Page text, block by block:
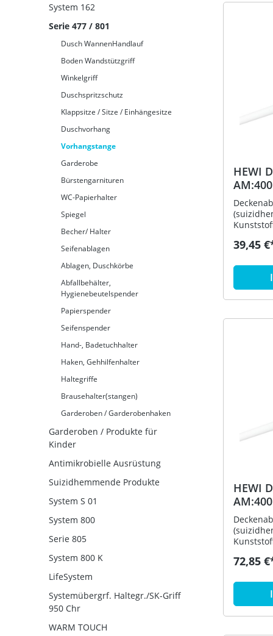
System 162
Serie 477 / 801
Dusch WannenHandlauf
Boden Wandstützgriff
Winkelgriff
Duschspritzschutz
Klappsitze / Sitze / Einhängesitze
Duschvorhang
Vorhangstange
Garderobe
Bürstengarnituren
WC-Papierhalter
Spiegel
Becher/ Halter
Seifenablagen
Ablagen, Duschkörbe
Abfallbehälter,
Hygienebeutelspender
Papierspender
Seifenspender
Hand-, Badetuchhalter
Haken, Gehhilfenhalter
Haltegriffe
Brausehalter(stangen)
Garderoben / Garderobenhaken
Garderoben / Produkte für
Kinder
Antimikrobielle Ausrüstung
Suizidhemmende Produkte
System S 01
System 800
Serie 805
System 800 K
LifeSystem
Systemübergrf. Haltegr./SK-Griff
950 Chr
WARM TOUCH
lang,
aus
HEWI
Ausf.
lang,
aus
39,45
HEWI
Ausf.
72,85